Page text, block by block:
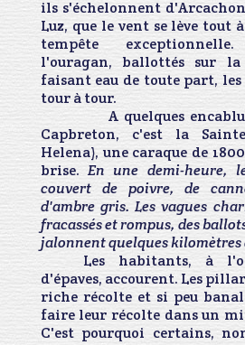
ils s'échelonnent
Luz, que le vent se lève tout
tempête
l'ouragan, ballottés sur la
faisant eau de toute part,
tour à tour.
A quelques
Capbreton, c'est la
Helena), une caraque de
brise.En une demi-heure,
couvert de poivre, de
d'ambre gris. Les vagues
fracassés et rompus, des
jalonnent quelques kilomètres
Les habitants, à
d'épaves, accourent. Les
riche récolte et si peu
faire leur récolte dans un
C'est pourquoi certains,